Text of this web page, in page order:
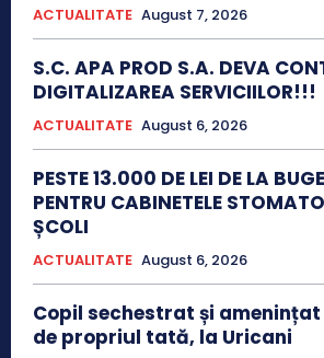
ACTUALITATE August 7, 2026
S.C. APA PROD S.A. DEVA
DIGITALIZAREA SERVICIILOR!!!
ACTUALITATE August 6, 2026
PESTE 13.000 DE LEI DE LA
PENTRU CABINETELE
ȘCOLI
ACTUALITATE August 6, 2026
Copil sechestrat și
de propriul tată, la Uricani